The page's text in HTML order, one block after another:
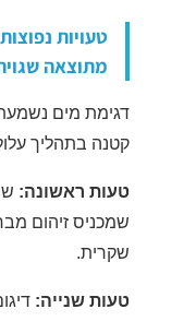
טעויות
מתוצאה
דגימת מים
קטנה בתהליך
טעות ראשונה:
שמכניס זיהום
שקרית.
טעות שנייה: